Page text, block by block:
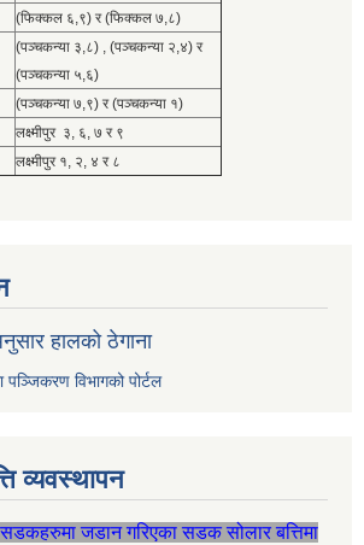
(फिक्कल ६,९) र (फिक्कल ७,८)
(पञ्चकन्या ३,८) , (पञ्चकन्या २,४) र
(पञ्चकन्या ५,६)
(पञ्चकन्या ७,९) र (पञ्चकन्या १)
लक्ष्मीपुर ३, ६, ७ र ९
लक्ष्मीपुर १, २, ४ र ८
हालको ठेगाना
पञ्जिकरण विभागको पोर्टल
व्यवस्थापन
सडकहरुमा जडान गरिएका सडक सोलार बत्तिमा